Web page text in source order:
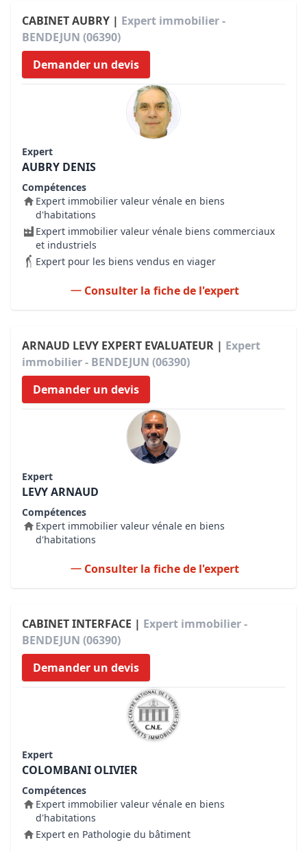
CABINET AUBRY | Expert immobilier -
BENDEJUN (06390)
Demander un devis
Expert
AUBRY DENIS
Compétences
Expert immobilier valeur vénale en biens
d'habitations
Expert immobilier valeur vénale biens commerciaux
et industriels
Expert pour les biens vendus en viager
Consulter la fiche de l'expert
ARNAUD LEVY EXPERT EVALUATEUR | Expert
immobilier - BENDEJUN (06390)
Demander un devis
Expert
LEVY ARNAUD
Compétences
Expert immobilier valeur vénale en biens
d'habitations
Consulter la fiche de l'expert
CABINET INTERFACE | Expert immobilier -
BENDEJUN (06390)
Demander un devis
Expert
COLOMBANI OLIVIER
Compétences
Expert immobilier valeur vénale en biens
d'habitations
Expert en Pathologie du bâtiment